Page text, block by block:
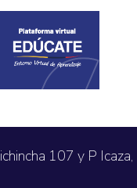
107 y P Icaza,